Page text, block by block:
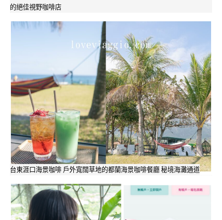
的絕佳視野咖啡店
台東涯口海景咖啡 戶外寬闊草地的都蘭海景咖啡餐廳 秘境海灘通道